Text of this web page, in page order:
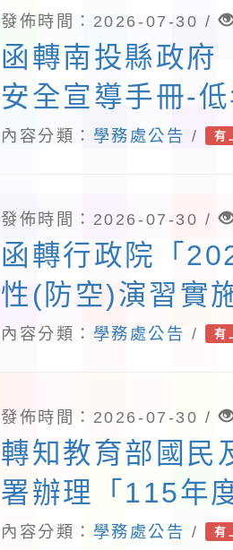
下載運用，並配
相關宣導工作，
發佈時間：2026-07-30 /
函轉南投縣政府
安全宣導手冊-
電子檔1份，請
內容分類： 學務處公告 / 有
發佈時間：2026-07-30 /
函轉行政院「
性(防空)演習實
訂對照表1份，
內容分類： 學務處公告 / 有
發佈時間：2026-07-30 /
轉知教育部國民
署辦理「115年
民及學前教育署
內容分類： 學務處公告 / 有